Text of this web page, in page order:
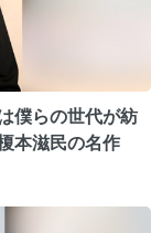
僕らの世代が紡
本滋民の名作